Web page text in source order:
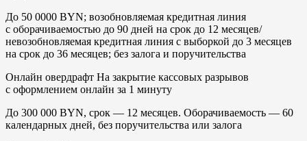
До 50 0000 BYN; возобновляемая кредитная линия
с оборачиваемостью до 90 дней на срок до 12 месяцев/
невозобновляемая кредитная линия с выборкой до 3 месяцев
на срок до 36 месяцев; без залога и поручительства
Онлайн овердрафт На закрытие кассовых разрывов
с оформлением онлайн за 1 минуту
До 300 000 BYN, срок — 12 месяцев. Оборачиваемость — 60
календарных дней, без поручительства или залога